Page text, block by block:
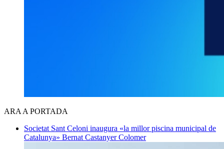
ARA A PORTADA
Societat Sant Celoni inaugura «la millor piscina municipal de
Catalunya» Bernat Castanyer Colomer